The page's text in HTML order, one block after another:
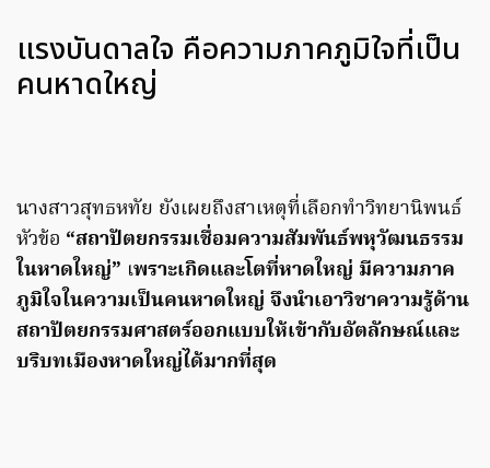
แรงบันดาลใจ คือความภาคภูมิใจที่เป็น
คนหาดใหญ่
นางสาวสุทธหทัย ยังเผยถึงสาเหตุที่เลือกทำวิทยานิพนธ์
หัวข้อ “สถาปัตยกรรมเชื่อมความสัมพันธ์พหุวัฒนธรรม
ในหาดใหญ่” เพราะเกิดและโตที่หาดใหญ่ มีความภาค
ภูมิใจในความเป็นคนหาดใหญ่ จึงนำเอาวิชาความรู้ด้าน
สถาปัตยกรรมศาสตร์ออกแบบให้เข้ากับอัตลักษณ์และ
บริบทเมืองหาดใหญ่ได้มากที่สุด